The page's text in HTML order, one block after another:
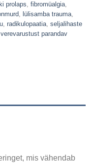
prolaps, fibromüalgia,
, lülisamba trauma,
, radikulopaatia, seljalihaste
verevarustust parandav
mis vähendab